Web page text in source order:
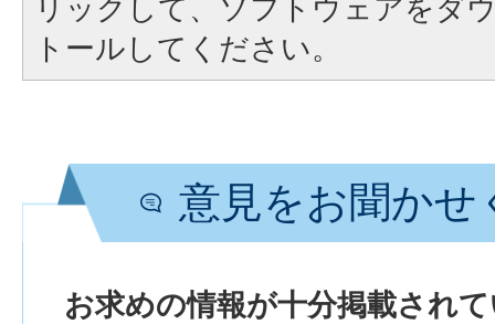
リックして、ソフトウェアをダ
トールしてください。
意見をお聞かせ
お求めの情報が十分掲載され